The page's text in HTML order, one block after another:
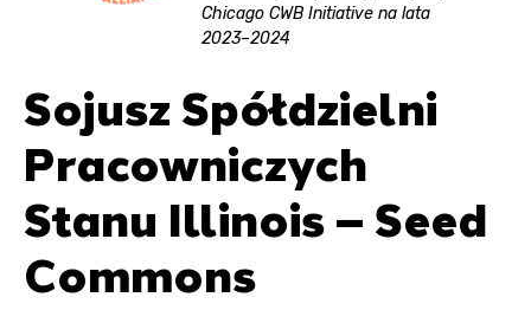
Chicago CWB Initiative na lata
2023–2024
Sojusz Spółdzielni
Pracowniczych
Stanu Illinois – Seed
Commons